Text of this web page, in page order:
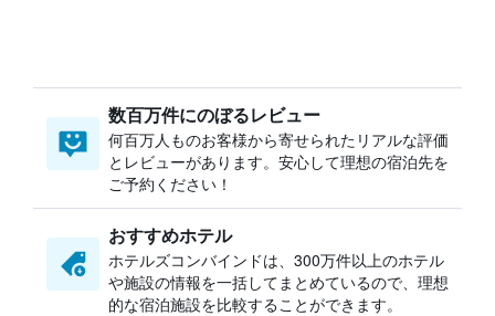
数百万件にのぼるレビュー
何百万人ものお客様から寄せられたリアルな評価
とレビューがあります。安心して理想の宿泊先を
ご予約ください！
おすすめホテル
ホテルズコンバインドは、300万件以上のホテル
や施設の情報を一括してまとめているので、理想
的な宿泊施設を比較することができます。